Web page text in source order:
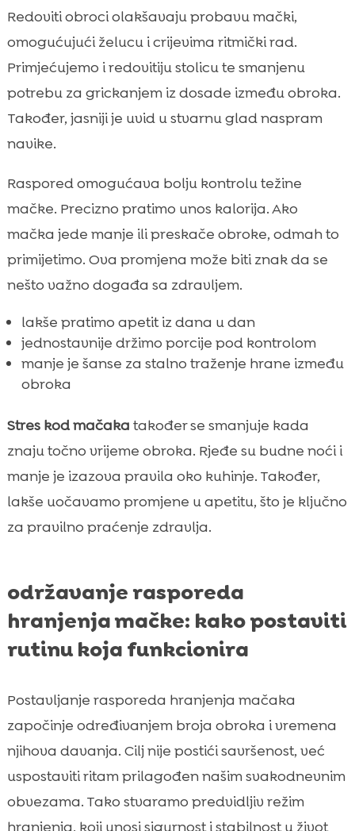
Redoviti obroci olakšavaju probavu mački,
omogućujući želucu i crijevima ritmički rad.
Primjećujemo i redovitiju stolicu te smanjenu
potrebu za grickanjem iz dosade između obroka.
Također, jasniji je uvid u stvarnu glad naspram
navike.
Raspored omogućava bolju kontrolu težine
mačke. Precizno pratimo unos kalorija. Ako
mačka jede manje ili preskače obroke, odmah to
primijetimo. Ova promjena može biti znak da se
nešto važno događa sa zdravljem.
lakše pratimo apetit iz dana u dan
jednostavnije držimo porcije pod kontrolom
manje je šanse za stalno traženje hrane između
obroka
Stres kod mačaka također se smanjuje kada
znaju točno vrijeme obroka. Rjeđe su budne noći i
manje je izazova pravila oko kuhinje. Također,
lakše uočavamo promjene u apetitu, što je ključno
za pravilno praćenje zdravlja.
održavanje rasporeda
hranjenja mačke: kako postaviti
rutinu koja funkcionira
Postavljanje rasporeda hranjenja mačaka
započinje određivanjem broja obroka i vremena
njihova davanja. Cilj nije postići savršenost, već
uspostaviti ritam prilagođen našim svakodnevnim
obvezama. Tako stvaramo predvidljiv režim